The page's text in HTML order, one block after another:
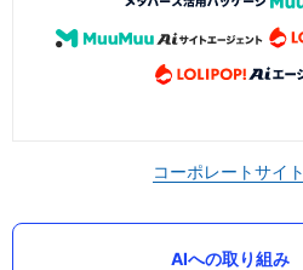
コーポレートサイト
AIへの取り組み